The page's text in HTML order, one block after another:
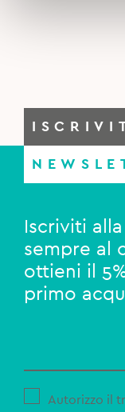
Iscriviti
sempre al
ottieni il
primo
Autorizzo il